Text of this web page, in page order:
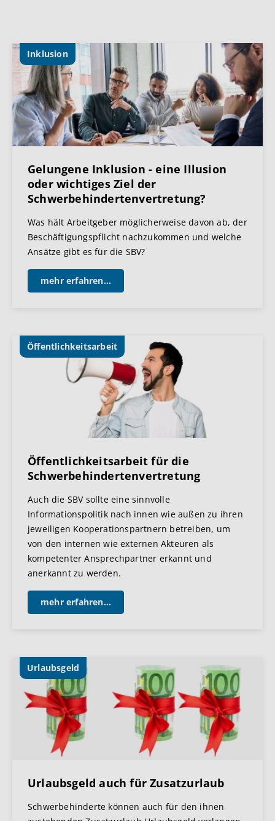
Inklusion
Gelungene Inklusion - eine Illusion
oder wichtiges Ziel der
Schwerbehindertenvertretung?
Was hält Arbeitgeber möglicherweise davon ab, der
Beschäftigungspflicht nachzukommen und welche
Ansätze gibt es für die SBV?
mehr erfahren...
Öffentlichkeitsarbeit
Öffentlichkeitsarbeit für die
Schwerbehindertenvertretung
Auch die SBV sollte eine sinnvolle
Informationspolitik nach innen wie außen zu ihren
jeweiligen Kooperationspartnern betreiben, um
von den internen wie externen Akteuren als
kompetenter Ansprechpartner erkannt und
anerkannt zu werden.
mehr erfahren...
Urlaubsgeld
Urlaubsgeld auch für Zusatzurlaub
Schwerbehinderte können auch für den ihnen